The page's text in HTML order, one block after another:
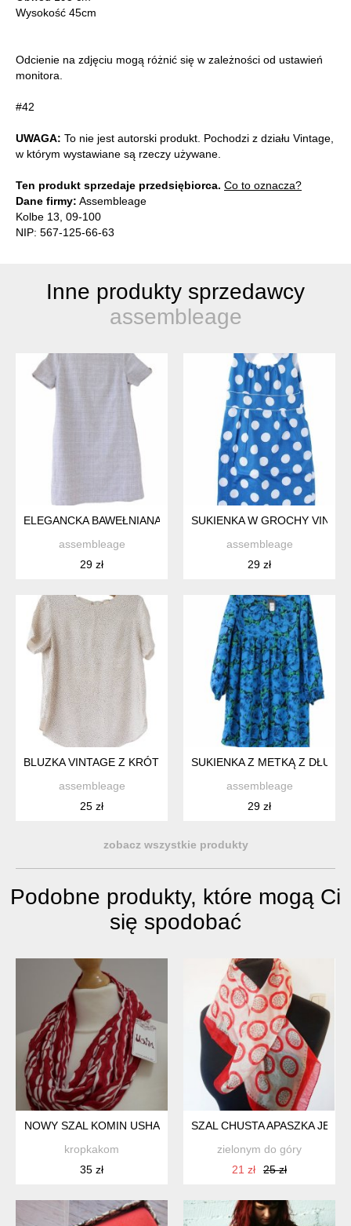
Wysokość 45cm
Odcienie na zdjęciu mogą różnić się w zależności od ustawień
monitora.
#42
UWAGA: To nie jest autorski produkt. Pochodzi z działu Vintage,
w którym wystawiane są rzeczy używane.
Ten produkt sprzedaje przedsiębiorca. Co to oznacza?
Dane firmy: Assembleage
Kolbe 13, 09-100
NIP: 567-125-66-63
Inne produkty sprzedawcy
assembleage
ELEGANCKA BAWEŁNIANA SUKIENKA VINTAGE W KRATKĘ
assembleage
29 zł
SUKIENKA W GROCHY
assembleage
29 zł
BLUZKA VINTAGE Z KRÓTKIM RĘKAWEM VINTAGE WISKOZA
assembleage
25 zł
SUKIENKA Z METKĄ Z
assembleage
29 zł
zobacz wszystkie produkty
Podobne produkty, które mogą Ci
się spodobać
NOWY SZAL KOMIN USHA
kropkakom
35 zł
SZAL CHUSTA APASZKA
zielonym do góry
21 zł
25 zł